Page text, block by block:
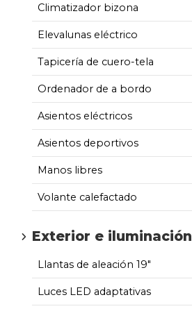
Climatizador bizona
Elevalunas eléctrico
Tapicería de cuero-tela
Ordenador de a bordo
Asientos eléctricos
Asientos deportivos
Manos libres
Volante calefactado
Exterior e iluminación
Llantas de aleación 19"
Luces LED adaptativas